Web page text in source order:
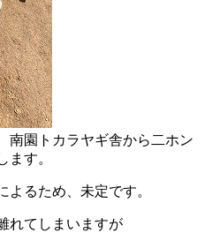
南園トカラヤギ舎から二ホン
ます。
るため、未定です。
れてしまいますが